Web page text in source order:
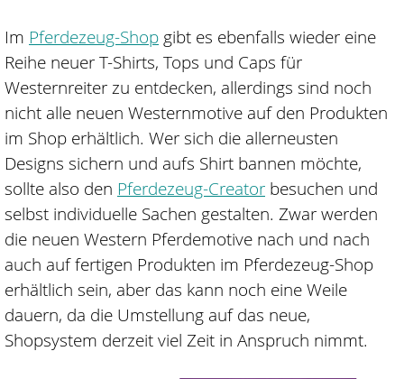
Im Pferdezeug-Shop gibt es ebenfalls wieder eine
Reihe neuer T-Shirts, Tops und Caps für
Westernreiter zu entdecken, allerdings sind noch
nicht alle neuen Westernmotive auf den Produkten
im Shop erhältlich. Wer sich die allerneusten
Designs sichern und aufs Shirt bannen möchte,
sollte also den Pferdezeug-Creator besuchen und
selbst individuelle Sachen gestalten. Zwar werden
die neuen Western Pferdemotive nach und nach
auch auf fertigen Produkten im Pferdezeug-Shop
erhältlich sein, aber das kann noch eine Weile
dauern, da die Umstellung auf das neue,
Shopsystem derzeit viel Zeit in Anspruch nimmt.